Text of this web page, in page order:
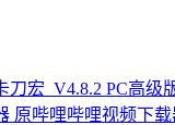
刀宏_V4.8.2 PC高级
原哔哩哔哩视频下载